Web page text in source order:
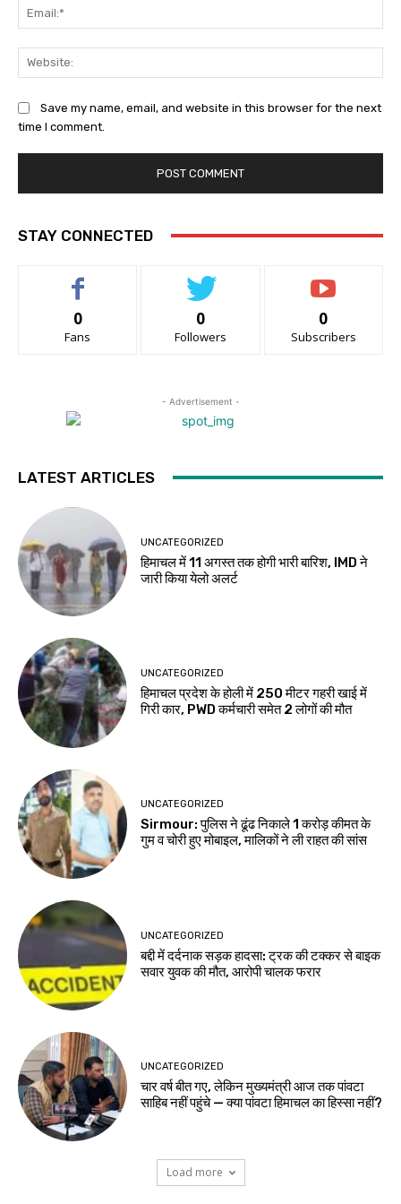
Save my name, email, and website in this browser for the next
time I comment.
STAY CONNECTED
0
Fans
0
Followers
0
Subscribers
- Advertisement -
LATEST ARTICLES
UNCATEGORIZED
हिमाचल में 11 अगस्त तक होगी भारी बारिश, IMD ने
जारी किया येलो अलर्ट
UNCATEGORIZED
हिमाचल प्रदेश के होली में 250 मीटर गहरी खाई में
गिरी कार, PWD कर्मचारी समेत 2 लोगों की मौत
UNCATEGORIZED
Sirmour: पुलिस ने ढूंढ निकाले 1 करोड़ कीमत के
गुम व चोरी हुए मोबाइल, मालिकों ने ली राहत की सांस
UNCATEGORIZED
बद्दी में दर्दनाक सड़क हादसा: ट्रक की टक्कर से बाइक
सवार युवक की मौत, आरोपी चालक फरार
UNCATEGORIZED
चार वर्ष बीत गए, लेकिन मुख्यमंत्री आज तक पांवटा
साहिब नहीं पहुंचे — क्या पांवटा हिमाचल का हिस्सा नहीं?
Load more